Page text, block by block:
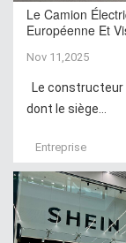
Le Camion
Européenne Et
Nov 11,2025
Le constructeur
dont le siège...
Entreprise